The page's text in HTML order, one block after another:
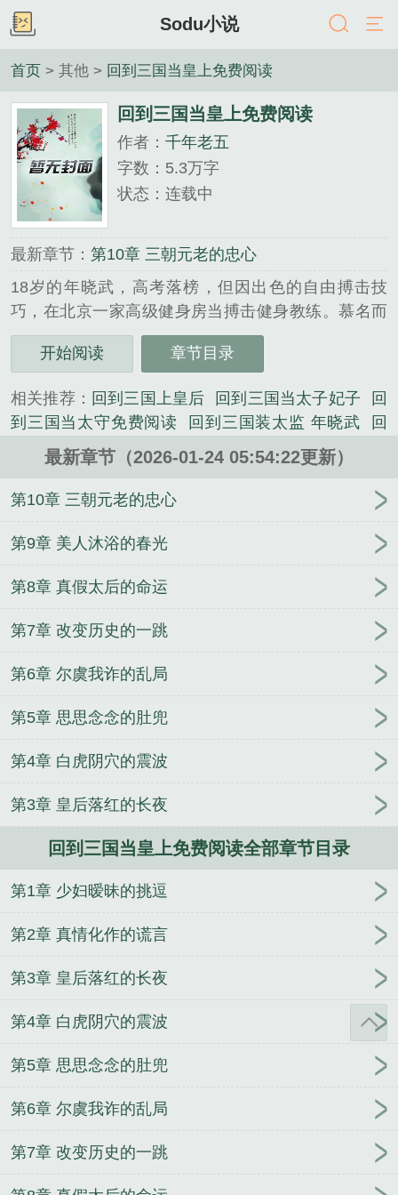
Sodu小说
首页 > 其他 > 回到三国当皇上免费阅读
回到三国当皇上免费阅读
作者： 千年老五
字数：5.3万字
状态：连载中
最新章节： 第10章 三朝元老的忠心
18岁的年晓武，高考落榜，但因出色的自由搏击技
巧，在北京一家高级健身房当搏击健身教练。慕名而
来的女学员环绕着这个小鲜肉，而年晓武的眼中只有
一个叫何灵思的少妇。阴差阳错间，年晓武自慰的精
国，却被当成小白脸，要被汉灵帝宠幸。。。而年晓
武却发现灵帝身后凤榻上的女人，像极了何灵思。为
求活命，年晓武兵行险招，随后便开启了一场“装太
英雄竞折腰！本文就是穿越后宫文啦。。。...
其他类小说。
开始阅读 章节目录
相关推荐： 回到三国上皇后 回到三国当太子妃子
回
到三国当太守免费阅读
回到三国装太监 年晓武
回
到三国装太监TXT百度
回到三国干太后打天下笔趣
回到三国当太子手游
回到三国装太监千年老五
回到三国装太监年晓武何思灵
回到三国当太子好玩
三国当太守txt 回到三国当太子
回到三国装太监吕布
当皇上免费阅读 回到三国装太监的
回到三国装太监
到三国当太子图片
回到三国泡太后
回到三国当皇上
简介
回到三国当太子攻略
回到三国1
回到三国当太子去衣版
回到三国当
太监
回到三国装太监何晓武的
回
元妻
隐婚带娃日常 待我有罪时
为
地球上线 在年代娇妻文里当原配
全家装穷，
回来了 公主难为 渡鸦悖论 美人抚慰怪物的正确技
巧
在汉武朝当狗官那些年
最新章节（2026-01-24 05:54:22更新）
第10章 三朝元老的忠心
第9章 美人沐浴的春光
第8章 真假太后的命运
第7章 改变历史的一跳
第6章 尔虞我诈的乱局
第5章 思思念念的肚兜
第4章 白虎阴穴的震波
第3章 皇后落红的长夜
回到三国当皇上免费阅读全部章节目录
第1章 少妇暧昧的挑逗
第2章 真情化作的谎言
第3章 皇后落红的长夜
第4章 白虎阴穴的震波
第5章 思思念念的肚兜
第6章 尔虞我诈的乱局
第7章 改变历史的一跳